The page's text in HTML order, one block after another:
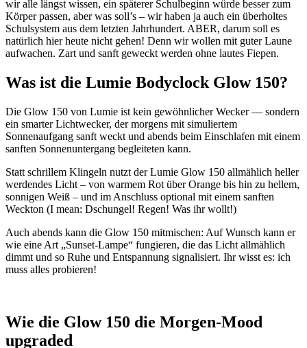
wir alle längst wissen, ein späterer Schulbeginn würde besser zum
Körper passen, aber was soll’s – wir haben ja auch ein überholtes
Schulsystem aus dem letzten Jahrhundert. ABER, darum soll es
natürlich hier heute nicht gehen! Denn wir wollen mit guter Laune
aufwachen. Zart und sanft geweckt werden ohne lautes Fiepen.
Was ist die Lumie Bodyclock Glow 150?
Die Glow 150 von Lumie ist kein gewöhnlicher Wecker — sondern
ein smarter Lichtwecker, der morgens mit simuliertem
Sonnenaufgang sanft weckt und abends beim Einschlafen mit einem
sanften Sonnenuntergang begleiteten kann.
Statt schrillem Klingeln nutzt der Lumie Glow 150 allmählich heller
werdendes Licht – von warmem Rot über Orange bis hin zu hellem,
sonnigen Weiß – und im Anschluss optional mit einem sanften
Weckton (I mean: Dschungel! Regen! Was ihr wollt!)
Auch abends kann die Glow 150 mitmischen: Auf Wunsch kann er
wie eine Art „Sunset-Lampe“ fungieren, die das Licht allmählich
dimmt und so Ruhe und Entspannung signalisiert. Ihr wisst es: ich
muss alles probieren!
Wie die Glow 150 die Morgen-Mood
upgraded